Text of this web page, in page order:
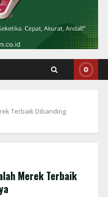
Terbaik Dibanding
Merek Terbaik